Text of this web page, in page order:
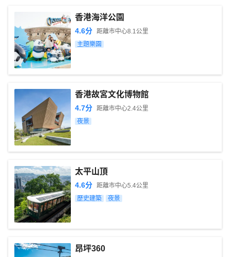
香港海洋公園
4.6分 距離市中心8.1公里
主題樂園
香港故宮文化博物館
4.7分 距離市中心2.4公里
夜景
太平山頂
4.6分 距離市中心5.4公里
歷史建築
夜景
昂坪360